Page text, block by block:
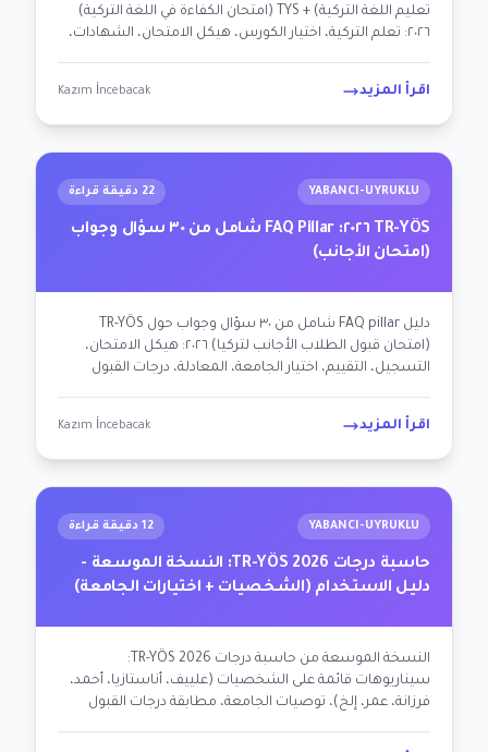
تعليم اللغة التركية) + TYS (امتحان الكفاءة في اللغة التركية)
٢٠٢٦: تعلم التركية، اختيار الكورس، هيكل الامتحان، الشهادات،
+ AI.
اقرأ المزيد
Kazım İncebacak
YABANCI-UYRUKLU 22 دقيقة قراءة
TR-YÖS ٢٠٢٦: FAQ Pillar شامل من ٣٠ سؤال وجواب
(امتحان الأجانب)
دليل FAQ pillar شامل من ٣٠ سؤال وجواب حول TR-YÖS
(امتحان قبول الطلاب الأجانب لتركيا) ٢٠٢٦: هيكل الامتحان،
التسجيل، التقييم، اختيار الجامعة، المعادلة، درجات القبول
اقرأ المزيد Kazım İncebacak
YABANCI-UYRUKLU 12 دقيقة قراءة
حاسبة درجات TR-YÖS 2026: النسخة الموسعة -
دليل الاستخدام (الشخصيات + اختيارات الجامعة)
النسخة الموسعة من حاسبة درجات TR-YÖS 2026:
سيناريوهات قائمة على الشخصيات (علييف، أناستازيا، أحمد،
فرزانة، عمر، إلخ)، توصيات الجامعة، مطابقة درجات القبول